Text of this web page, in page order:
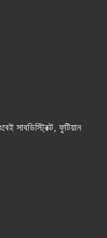
সাবডিস্ট্রিক্ট, ফুটিয়ান